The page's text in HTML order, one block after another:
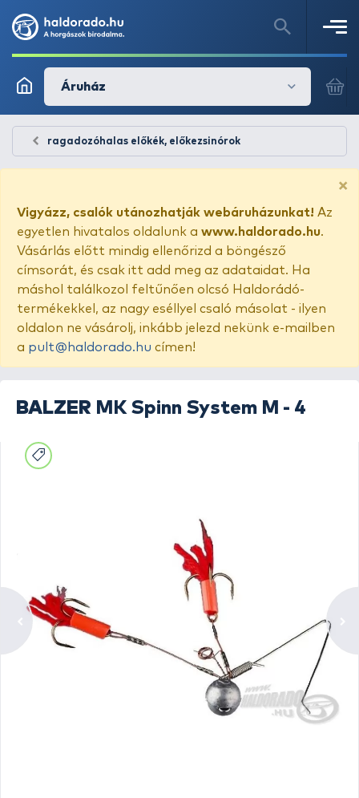
Áruház
ragadozóhalas előkék, előkezsinórok
×
Vigyázz, csalók utánozhatják webáruházunkat! Az
egyetlen hivatalos oldalunk a www.haldorado.hu.
Vásárlás előtt mindig ellenőrizd a böngésző
címsorát, és csak itt add meg az adataidat. Ha
máshol találkozol feltűnően olcsó Haldorádó-
termékekkel, az nagy eséllyel csaló másolat - ilyen
oldalon ne vásárolj, inkább jelezd nekünk e-mailben
a pult@haldorado.hu címen!
BALZER MK Spinn System M - 4